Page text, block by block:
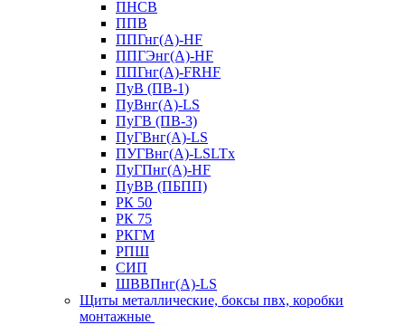
ПНСВ
ППВ
ППГнг(А)-HF
ППГЭнг(А)-HF
ППГнг(А)-FRHF
ПуВ (ПВ-1)
ПуВнг(А)-LS
ПуГВ (ПВ-3)
ПуГВнг(А)-LS
ПУГВнг(А)-LSLTx
ПуГПнг(А)-HF
ПуВВ (ПБПП)
РК 50
РК 75
РКГМ
РПШ
СИП
ШВВПнг(А)-LS
Щиты металлические, боксы пвх, коробки
монтажные